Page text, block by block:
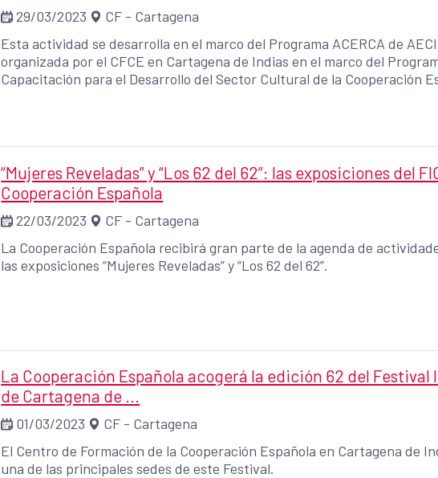
29/03/2023
CF - Cartagena
Esta actividad se desarrolla en el marco del Programa ACERCA de
organizada por el CFCE en Cartagena de Indias en el marco del
Capacitación para el Desarrollo del Sector Cultural de la Cooperación
“Mujeres Reveladas” y “Los 62 del 62”: las exposiciones del
Cooperación Española
22/03/2023
CF - Cartagena
La Cooperación Española recibirá gran parte de la agenda de
las exposiciones “Mujeres Reveladas” y “Los 62 del 62”.
La Cooperación Española acogerá la edición 62 del
de Cartagena de ...
01/03/2023
CF - Cartagena
El Centro de Formación de la Cooperación Española en Cartagena de
una de las principales sedes de este Festival.